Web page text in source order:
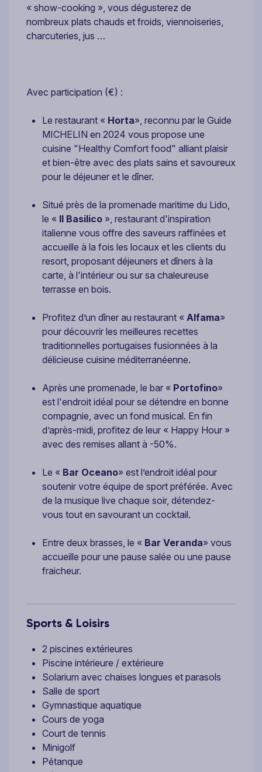
« show-cooking », vous dégusterez de
nombreux plats chauds et froids, viennoiseries,
charcuteries, jus …
Avec participation (€) :
Le restaurant « Horta», reconnu par le Guide
MICHELIN en 2024 vous propose une
cuisine "Healthy Comfort food" alliant plaisir
et bien-être avec des plats sains et savoureux
pour le déjeuner et le dîner.
Situé près de la promenade maritime du Lido,
le « Il Basilico », restaurant d'inspiration
italienne vous offre des saveurs raffinées et
accueille à la fois les locaux et les clients du
resort, proposant déjeuners et dîners à la
carte, à l'intérieur ou sur sa chaleureuse
terrasse en bois.
Profitez d’un dîner au restaurant « Alfama»
pour découvrir les meilleures recettes
traditionnelles portugaises fusionnées à la
délicieuse cuisine méditerranéenne.
Après une promenade, le bar « Portofino»
est l'endroit idéal pour se détendre en bonne
compagnie, avec un fond musical. En fin
d’après-midi, profitez de leur « Happy Hour »
avec des remises allant à -50%.
Le « Bar Oceano» est l’endroit idéal pour
soutenir votre équipe de sport préférée. Avec
de la musique live chaque soir, détendez-
vous tout en savourant un cocktail.
Entre deux brasses, le « Bar Veranda» vous
accueille pour une pause salée ou une pause
fraicheur.
Sports & Loisirs
2 piscines extérieures
Piscine intérieure / extérieure
Solarium avec chaises longues et parasols
Salle de sport
Gymnastique aquatique
Cours de yoga
Court de tennis
Minigolf
Pétanque